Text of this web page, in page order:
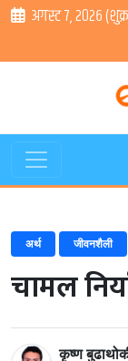
अगस्ट ७, २०२६
अर्थ जीवनशैली
चामल
कृष्ण